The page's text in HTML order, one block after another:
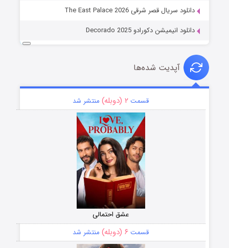
دانلود سریال قصر شرقی The East Palace 2026
دانلود انیمیشن دکورادو Decorado 2025
آپدیت شده‌ها
قسمت ۲ (دوبله) منتشر شد
عشق احتمالی
قسمت ۶ (دوبله) منتشر شد